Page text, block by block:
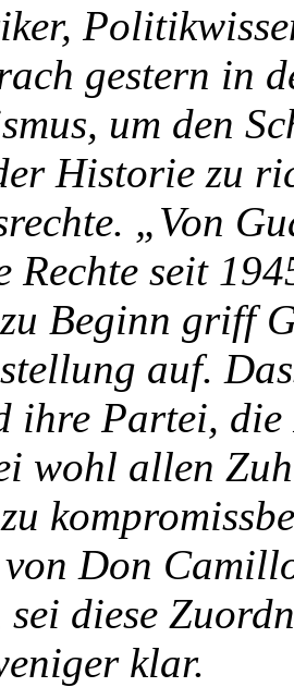
gestern in
um den
Historie zu
„Von
Rechte seit
Beginn griff
auf.
ihre Partei,
wohl allen
Don
sei diese
klar.